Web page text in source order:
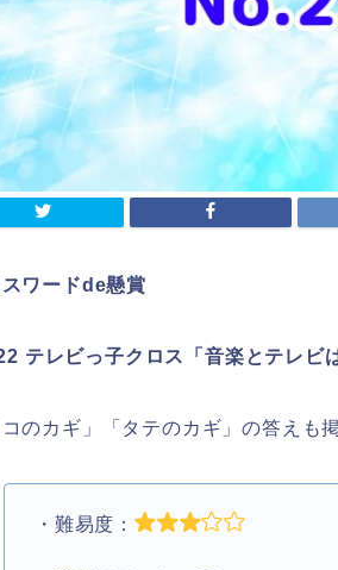
ワードde懸賞
テレビっ子クロス「音楽とテレビ
コのカギ」「タテのカギ」の答え
・難易度：